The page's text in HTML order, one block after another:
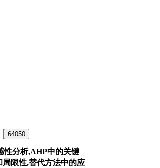
性分析,AHP中的关键
限性,替代方法中的应